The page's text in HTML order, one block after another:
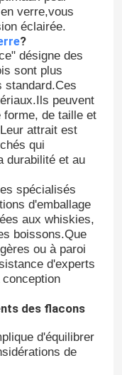
verre,vous
éclairée.
?
désigne des
sont plus
standard.Ces
peuvent
forme, de taille et
attrait est
qui
durabilité et au
spécialisés
d'emballage
aux whiskies,
boissons.Que
ou à paroi
d'experts
des flacons
d'équilibrer
de